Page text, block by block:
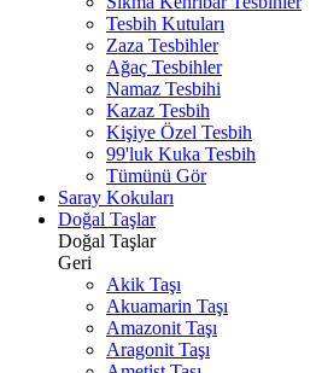
Tesbih Kutuları
Zaza Tesbihler
Ağaç Tesbihler
Namaz Tesbihi
Kazaz Tesbih
Kişiye Özel Tesbih
99'luk Kuka Tesbih
Tümünü Gör
Saray Kokuları
Doğal Taşlar
Doğal Taşlar
Geri
Akik Taşı
Akuamarin Taşı
Amazonit Taşı
Aragonit Taşı